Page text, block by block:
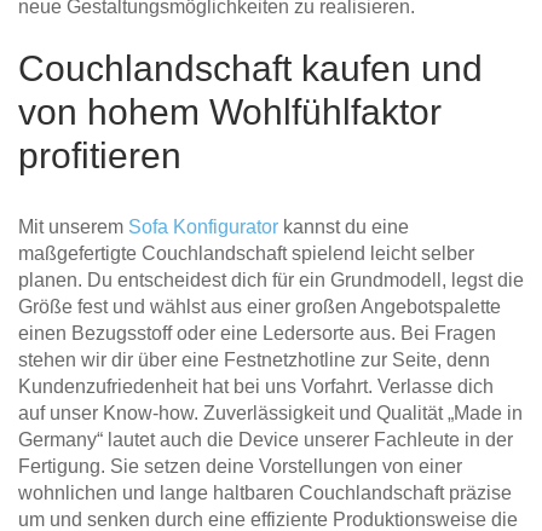
neue Gestaltungsmöglichkeiten zu realisieren.
Couchlandschaft kaufen und
von hohem Wohlfühlfaktor
profitieren
Mit unserem Sofa Konfigurator kannst du eine
maßgefertigte Couchlandschaft spielend leicht selber
planen. Du entscheidest dich für ein Grundmodell, legst die
Größe fest und wählst aus einer großen Angebotspalette
einen Bezugsstoff oder eine Ledersorte aus. Bei Fragen
stehen wir dir über eine Festnetzhotline zur Seite, denn
Kundenzufriedenheit hat bei uns Vorfahrt. Verlasse dich
auf unser Know-how. Zuverlässigkeit und Qualität „Made in
Germany“ lautet auch die Device unserer Fachleute in der
Fertigung. Sie setzen deine Vorstellungen von einer
wohnlichen und lange haltbaren Couchlandschaft präzise
um und senken durch eine effiziente Produktionsweise die